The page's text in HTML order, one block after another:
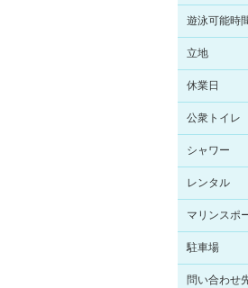
遊泳可能時
立地
休業日
公衆トイレ
シャワー
レンタル
マリンスポ
駐車場
問い合わせ